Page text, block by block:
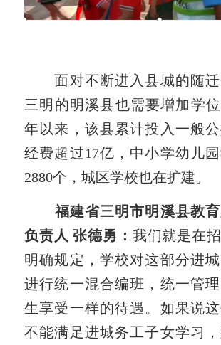
面对不断进入县城的随迁
三明的明溪县也需要增加学位
年以来，该县累计投入一般
经费超过17亿，中小学幼儿
2880个，城区学校也在扩建。
福建省三明市明溪县教
负责人 张德勇： 我们就是在
明确规定，学校对这部分进
进行统一混合编班，统一管
生享受一样的待遇。如果说
不能满足进城务工子女学习